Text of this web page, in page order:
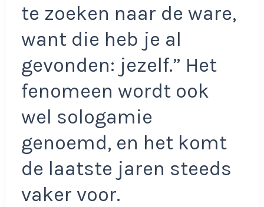
te zoeken naar de ware,
want die heb je al
gevonden: jezelf.” Het
fenomeen wordt ook
wel sologamie
genoemd, en het komt
de laatste jaren steeds
vaker voor.